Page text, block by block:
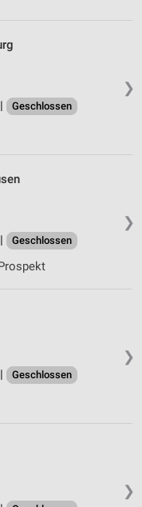
❯
Geschlossen
❯
Geschlossen
❯
Geschlossen
❯